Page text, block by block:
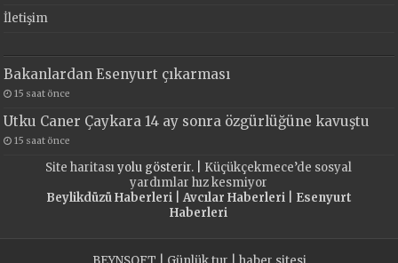
İletişim
Bakanlardan Esenyurt çıkarması
15 saat önce
Utku Caner Çaykara 14 ay sonra özgürlüğüne kavuştu
15 saat önce
Site haritasıyolu gösterir. | Küçükçekmece’de sosyal
yardımlar hız kesmiyor
Beylikdüzü Haberleri| Avcılar Haberleri| Esenyurt
Haberleri